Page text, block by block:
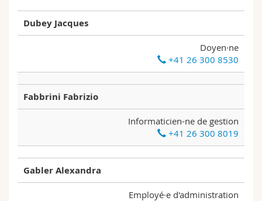
Dubey Jacques
Doyen·ne
+41 26 300 8530
Fabbrini Fabrizio
Informaticien-ne de gestion
+41 26 300 8019
Gabler Alexandra
Employé·e d'administration